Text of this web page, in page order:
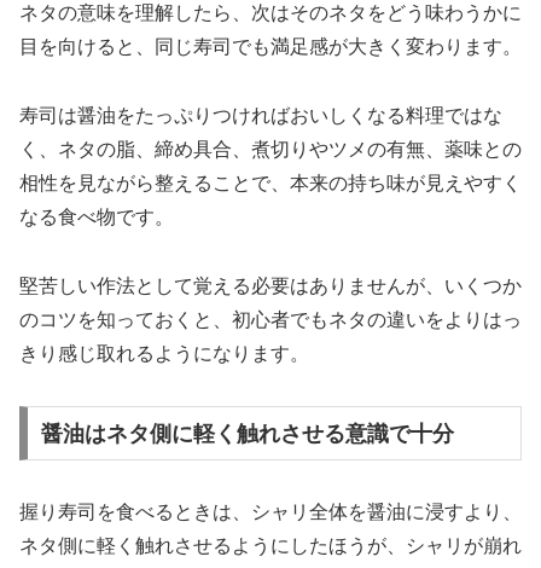
ネタの意味を理解したら、次はそのネタをどう味わうかに
目を向けると、同じ寿司でも満足感が大きく変わります。
寿司は醤油をたっぷりつければおいしくなる料理ではな
く、ネタの脂、締め具合、煮切りやツメの有無、薬味との
相性を見ながら整えることで、本来の持ち味が見えやすく
なる食べ物です。
堅苦しい作法として覚える必要はありませんが、いくつか
のコツを知っておくと、初心者でもネタの違いをよりはっ
きり感じ取れるようになります。
醤油はネタ側に軽く触れさせる意識で十分
握り寿司を食べるときは、シャリ全体を醤油に浸すより、
ネタ側に軽く触れさせるようにしたほうが、シャリが崩れ